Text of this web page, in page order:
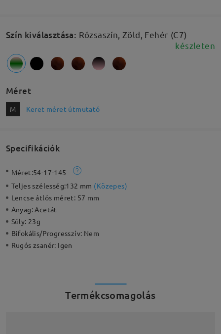
Szín kiválasztása: Rózsaszín, Zöld, Fehér (C7)
készleten
Méret
M Keret méret útmutató
Specifikációk
Méret:54-17-145
Teljes szélesség:132 mm (Közepes)
Lencse átlós méret: 57 mm
Anyag:Acetát
Súly: 23g
Bifokális/Progresszív: Nem
Rugós zsanér: Igen
Termékcsomagolás